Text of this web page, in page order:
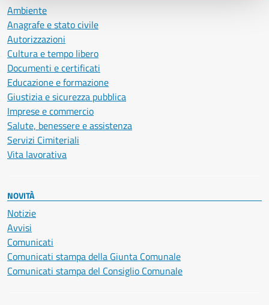
Ambiente
Anagrafe e stato civile
Autorizzazioni
Cultura e tempo libero
Documenti e certificati
Educazione e formazione
Giustizia e sicurezza pubblica
Imprese e commercio
Salute, benessere e assistenza
Servizi Cimiteriali
Vita lavorativa
NOVITÀ
Notizie
Avvisi
Comunicati
Comunicati stampa della Giunta Comunale
Comunicati stampa del Consiglio Comunale